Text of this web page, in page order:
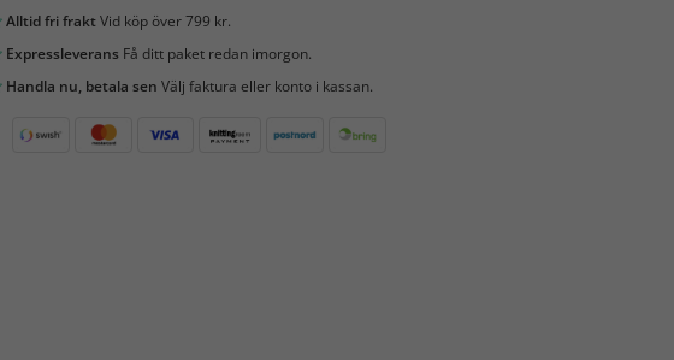
Alltid fri fraktVid köp över 799 kr.
ExpressleveransFå ditt paket redan imorgon.
Handla nu, betala sen Välj faktura eller konto i kassan.